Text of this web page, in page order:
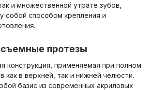
и множественной утрате зубов,
собой способом крепления и
протезы
конструкция, применяемая при полном
как в верхней, так и нижней челюсти.
базис из современных акриловых